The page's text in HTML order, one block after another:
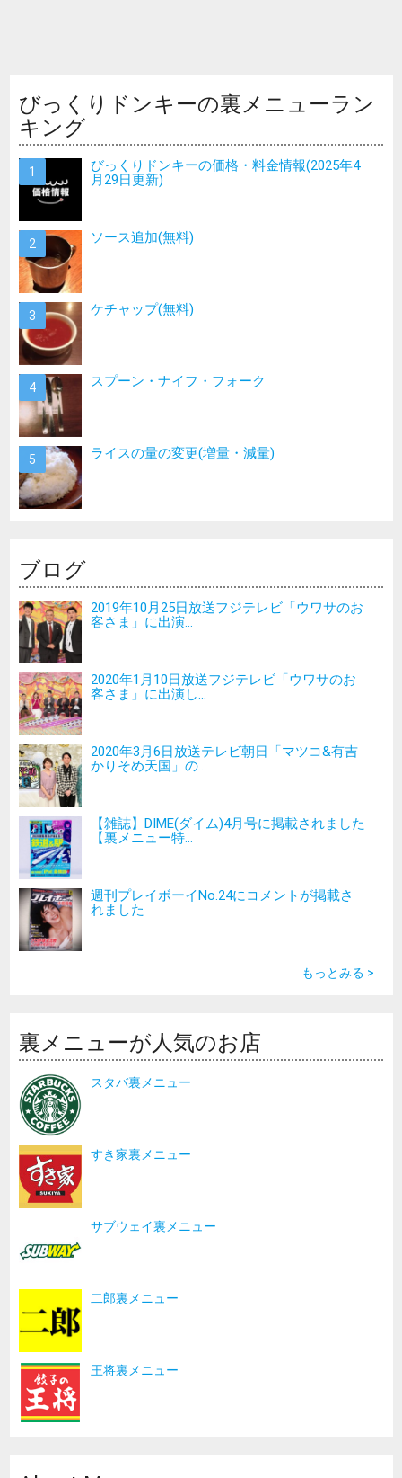
びっくりドンキーの裏メニューラン
キング
びっくりドンキーの価格・料金情報(2025年4
月29日更新)
ソース追加(無料)
ケチャップ(無料)
スプーン・ナイフ・フォーク
ライスの量の変更(増量・減量)
ブログ
2019年10月25日放送フジテレビ「ウワサのお
客さま」に出演...
2020年1月10日放送フジテレビ「ウワサのお
客さま」に出演し...
2020年3月6日放送テレビ朝日「マツコ&有吉
かりそめ天国」の...
【雑誌】DIME(ダイム)4月号に掲載されました
【裏メニュー特...
週刊プレイボーイNo.24にコメントが掲載さ
れました
もっとみる >
裏メニューが人気のお店
スタバ裏メニュー
すき家裏メニュー
サブウェイ裏メニュー
二郎裏メニュー
王将裏メニュー